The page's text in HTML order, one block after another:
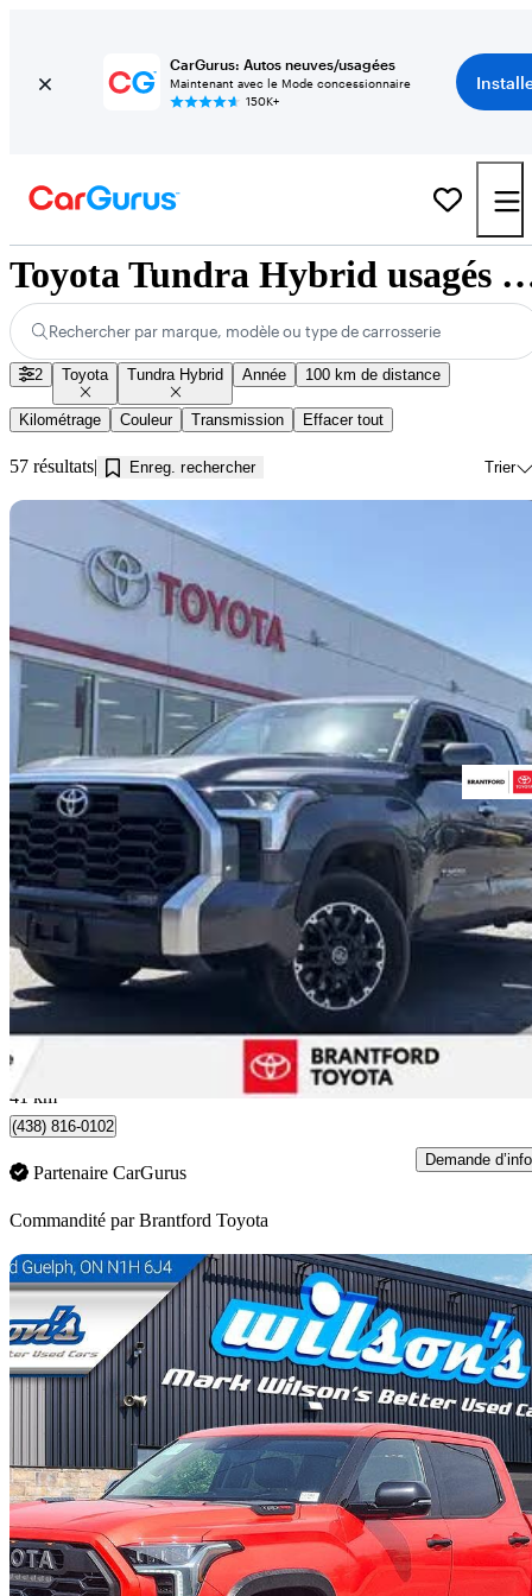
CarGurus: Autos neuves/usagées
Maintenant avec le Mode concessionnaire
150K+
Toyota Tundra Hybrid usagés à
Rechercher par marque, modèle ou type de carrosserie
2 Toyota Tundra Hybrid Année 100 km de distance
Kilométrage Couleur Transmission Effacer tout
57 résultats Enreg. rechercher Trier
2023 Toyota Tundra Hybrid
Limited HV CrewMax Cab LB 4WD 49 422 km
60 768 $ Bonne
1 066 $/mois env.
Brantford, ON
41 km
(438) 816-0102
Partenaire CarGurus
Demande d’info
Commandité parBrantford Toyota